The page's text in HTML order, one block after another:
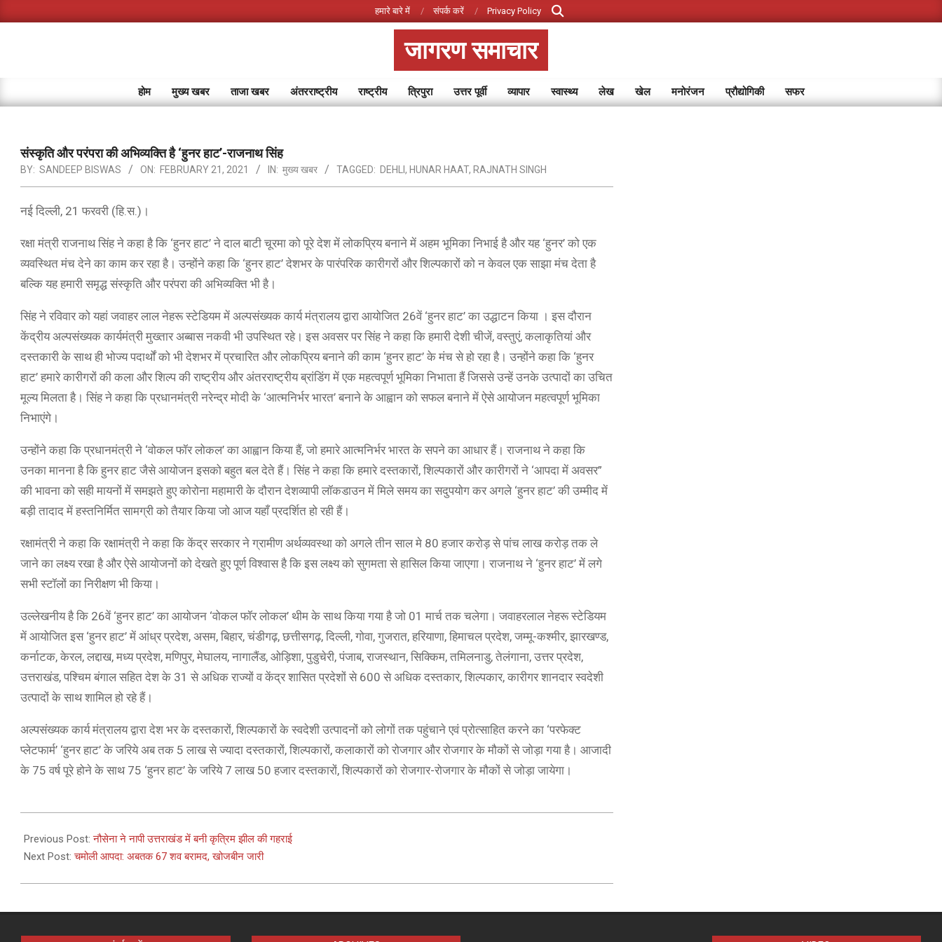
to
हमारे बारे में संपर्क करें Privacy Policy
Search
जागरण समाचार
Primary
होम मुख्य खबर ताजा खबर अंतरराष्ट्रीय राष्ट्रीय त्रिपुरा उत्तर पूर्वी व्यापार स्वास्थ्य लेख खेल मनोरंजन प्रौद्योगिकी सफर
संस्कृति और परंपरा की अभिव्यक्ति है ‘हुनर हाट’-राजनाथ सिंह
BY: SANDEEP BISWAS ON: FEBRUARY 21, 2021 IN: मुख्य खबर TAGGED: DEHLI , HUNAR HAAT, RAJNATH SINGH
नई दिल्ली, 21 फरवरी (हि.स.)।
रक्षा मंत्री राजनाथ सिंह ने कहा है कि ‘हुनर हाट’ ने दाल बाटी चूरमा को पूरे देश में लोकप्रिय बनाने में अहम भूमिका निभाई है और यह ‘हुनर’ को एक
व्यवस्थित मंच देने का काम कर रहा है। उन्होंने कहा कि ‘हुनर हाट’ देशभर के पारंपरिक कारीगरों और शिल्पकारों को न केवल एक साझा मंच देता है
बल्कि यह हमारी समृद्ध संस्कृति और परंपरा की अभिव्यक्ति भी है।
सिंह ने रविवार को यहां जवाहर लाल नेहरू स्टेडियम में अल्पसंख्यक कार्य मंत्रालय द्वारा आयोजित 26वें ‘हुनर हाट’ का उद्धाटन किया । इस दौरान
केंद्रीय अल्पसंख्यक कार्यमंत्री मुख्तार अब्बास नकवी भी उपस्थित रहे। इस अवसर पर सिंह ने कहा कि हमारी देशी चीजें, वस्तुएं, कलाकृतियां और
दस्तकारी के साथ ही भोज्य पदार्थों को भी देशभर में प्रचारित और लोकप्रिय बनाने की काम ‘हुनर हाट’ के मंच से हो रहा है। उन्होंने कहा कि ‘हुनर
हाट’ हमारे कारीगरों की कला और शिल्प की राष्ट्रीय और अंतरराष्ट्रीय ब्रांडिंग में एक महत्वपूर्ण भूमिका निभाता हैं जिससे उन्हें उनके उत्पादों का उचित
मूल्य मिलता है। सिंह ने कहा कि प्रधानमंत्री नरेन्द्र मोदी के ‘आत्मनिर्भर भारत’ बनाने के आह्वान को सफल बनाने में ऐसे आयोजन महत्वपूर्ण भूमिका
निभाएंगे।
उन्होंने कहा कि प्रधानमंत्री ने ‘वोकल फॉर लोकल’ का आह्वान किया हैं, जो हमारे आत्मनिर्भर भारत के सपने का आधार हैं। राजनाथ ने कहा कि
उनका मानना है कि हुनर हाट जैसे आयोजन इसको बहुत बल देते हैं। सिंह ने कहा कि हमारे दस्तकारों, शिल्पकारों और कारीगरों ने ‘आपदा में अवसर”
की भावना को सही मायनों में समझते हुए कोरोना महामारी के दौरान देशव्यापी लॉकडाउन में मिले समय का सदुपयोग कर अगले ‘हुनर हाट’ की उम्मीद में
बड़ी तादाद में हस्तनिर्मित सामग्री को तैयार किया जो आज यहाँ प्रदर्शित हो रही हैं।
रक्षामंत्री ने कहा कि रक्षामंत्री ने कहा कि केंद्र सरकार ने ग्रामीण अर्थव्यवस्था को अगले तीन साल मे 80 हजार करोड़ से पांच लाख करोड़ तक ले
जाने का लक्ष्य रखा है और ऐसे आयोजनों को देखते हुए पूर्ण विश्वास है कि इस लक्ष्य को सुगमता से हासिल किया जाएगा। राजनाथ ने ‘हुनर हाट’ में लगे
सभी स्टॉलों का निरीक्षण भी किया।
उल्लेखनीय है कि 26वें ‘हुनर हाट’ का आयोजन ‘वोकल फॉर लोकल’ थीम के साथ किया गया है जो 01 मार्च तक चलेगा। जवाहरलाल नेहरू स्टेडियम
में आयोजित इस ‘हुनर हाट’ में आंध्र प्रदेश, असम, बिहार, चंडीगढ़, छत्तीसगढ़, दिल्ली, गोवा, गुजरात, हरियाणा, हिमाचल प्रदेश, जम्मू-कश्मीर, झारखण्ड,
कर्नाटक, केरल, लद्दाख, मध्य प्रदेश, मणिपुर, मेघालय, नागालैंड, ओड़िशा, पुडुचेरी, पंजाब, राजस्थान, सिक्किम, तमिलनाडु, तेलंगाना, उत्तर प्रदेश,
उत्तराखंड, पश्चिम बंगाल सहित देश के 31 से अधिक राज्यों व केंद्र शासित प्रदेशों से 600 से अधिक दस्तकार, शिल्पकार, कारीगर शानदार स्वदेशी
उत्पादों के साथ शामिल हो रहे हैं।
अल्पसंख्यक कार्य मंत्रालय द्वारा देश भर के दस्तकारों, शिल्पकारों के स्वदेशी उत्पादनों को लोगों तक पहुंचाने एवं प्रोत्साहित करने का ‘परफेक्ट
प्लेटफार्म’ ‘हुनर हाट’ के जरिये अब तक 5 लाख से ज्यादा दस्तकारों, शिल्पकारों, कलाकारों को रोजगार और रोजगार के मौकों से जोड़ा गया है। आजादी
के 75 वर्ष पूरे होने के साथ 75 ‘हुनर हाट’ के जरिये 7 लाख 50 हजार दस्तकारों, शिल्पकारों को रोजगार-रोजगार के मौकों से जोड़ा जायेगा।
02-
21
Previous Post:​​नौसेना ने नापी ​उत्तराखंड में बनी कृत्रिम झील ​की ​गहराई
Next Post:चमोली आपदा: अबतक 67 शव बरामद, खोजबीन जारी